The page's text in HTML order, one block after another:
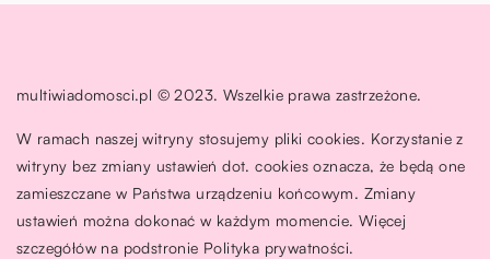
multiwiadomosci.pl © 2023. Wszelkie prawa zastrzeżone.
W ramach naszej witryny stosujemy pliki cookies. Korzystanie z
witryny bez zmiany ustawień dot. cookies oznacza, że będą one
zamieszczane w Państwa urządzeniu końcowym. Zmiany
ustawień można dokonać w każdym momencie. Więcej
szczegółów na podstronie Polityka prywatności.